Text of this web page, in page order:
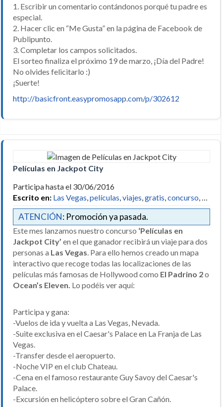
1. Escribir un comentario contándonos porqué tu padre es
especial.
2. Hacer clic en “Me Gusta” en la página de Facebook de
Publipunto.
3. Completar los campos solicitados.
El sorteo finaliza el próximo 19 de marzo, ¡Día del Padre!
No olvides felicitarlo :)
¡Suerte!
http://basicfront.easypromosapp.com/p/302612
Películas en Jackpot City
Participa hasta el 30/06/2016
Escrito en: Las Vegas películas viajes gratis concurso
ATENCIÓN: Promoción ya pasada.
Este mes lanzamos nuestro concurso ‘Películas en
Jackpot City’ en el que ganador recibirá un viaje para dos
personas a Las Vegas . Para ello hemos creado un mapa
interactivo que recoge todas las localizaciones de las
películas más famosas de Hollywood como El Padrino 2o
Ocean’s Eleven. Lo podéis ver aquí:
Participa y gana:
-Vuelos de ida y vuelta a Las Vegas, Nevada.
-Suite exclusiva en el Caesar's Palace en La Franja de Las
Vegas.
-Transfer desde el aeropuerto.
-Noche VIP en el club Chateau.
-Cena en el famoso restaurante Guy Savoy del Caesar's
Palace.
-Excursión en helicóptero sobre el Gran Cañón.